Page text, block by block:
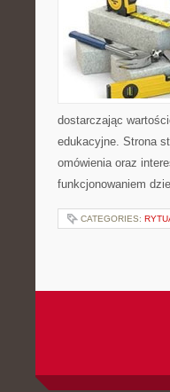
dostarczając
edukacyjne. Strona
omówienia oraz
funkcjonowaniem
CATEGORIES: